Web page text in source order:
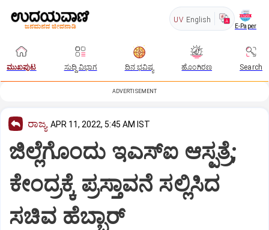
UV English
E-Paper
ಮುಖಪುಟ ಸುದ್ದಿ ವಿಭಾಗ ದಿನ ಭವಿಷ್ಯ ಹೊಂಗಿರಣ Search
ADVERTISEMENT
ರಾಜ್ಯ APR 11, 2022, 5:45 AM IST
ಜಿಲ್ಲೆಗೊಂದು ಇಎಸ್‌ಐ ಆಸ್ಪತ್ರೆ;
ಕೇಂದ್ರಕ್ಕೆ ಪ್ರಸ್ತಾವನೆ ಸಲ್ಲಿಸಿದ
ಸಚಿವ ಹೆಬ್ಬಾರ್